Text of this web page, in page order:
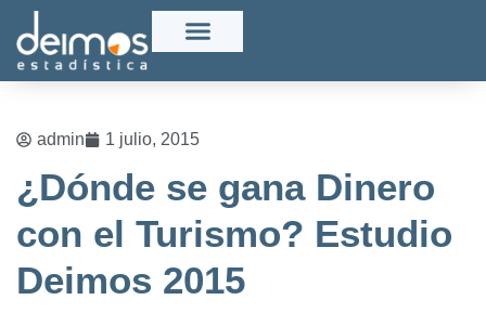
admin 1 julio, 2015
¿Dónde se gana Dinero
con el Turismo? Estudio
Deimos 2015